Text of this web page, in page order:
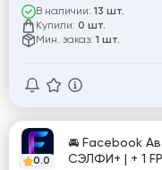
В наличии: 13 шт.
Купили: 0 шт.
Мин. заказ: 1 шт.
0.0
🚘 Facebook
СЭЛФИ+ | + 1